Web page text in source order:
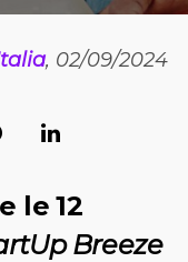
, 02/09/2024
le 12
Breeze